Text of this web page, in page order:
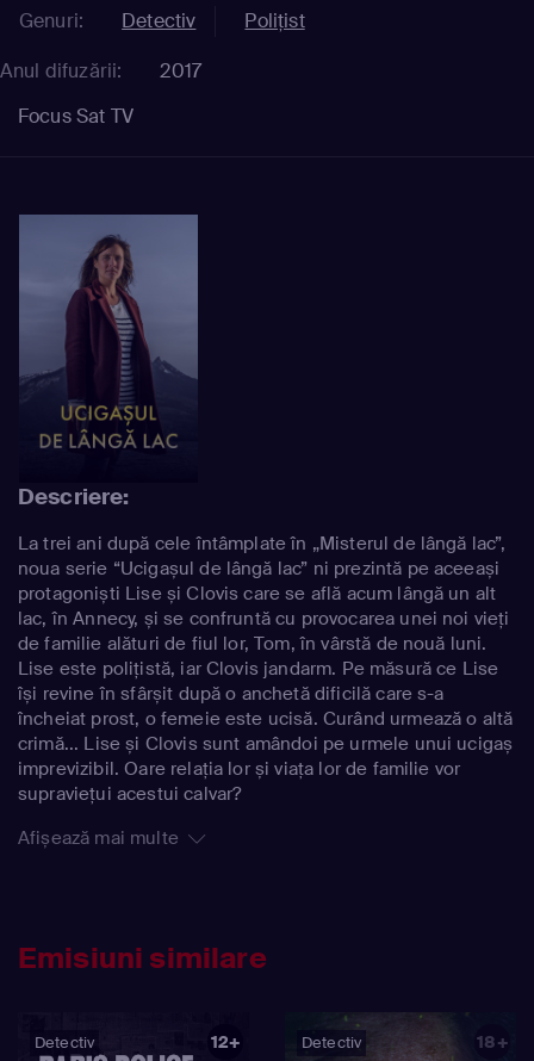
Genuri: Detectiv
Polițist
Anul difuzării:
2017
Focus Sat TV
Descriere:
La trei ani după cele întâmplate în „Misterul de lângă lac”,
noua serie “Ucigașul de lângă lac” ni prezintă pe aceeași
protagoniști Lise și Clovis care se află acum lângă un alt
lac, în Annecy, și se confruntă cu provocarea unei noi vieți
de familie alături de fiul lor, Tom, în vârstă de nouă luni.
Lise este polițistă, iar Clovis jandarm. Pe măsură ce Lise
își revine în sfârșit după o anchetă dificilă care s-a
încheiat prost, o femeie este ucisă. Curând urmează o altă
crimă... Lise și Clovis sunt amândoi pe urmele unui ucigaș
imprevizibil. Oare relația lor și viața lor de familie vor
supraviețui acestui calvar?
Afișează mai multe
Emisiuni similare
Detectiv
12+ Detectiv 18+